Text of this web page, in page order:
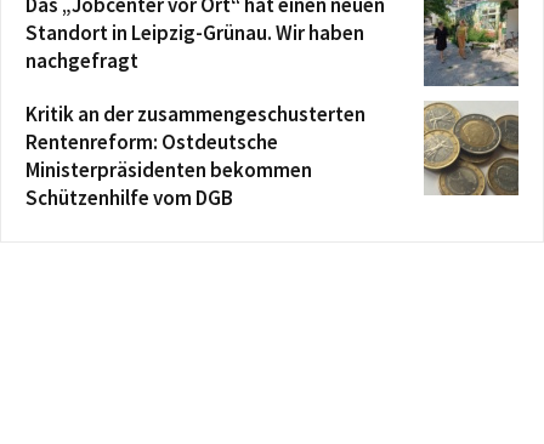
Standort in Leipzig-Grünau. Wir haben
nachgefragt
Kritik an der zusammengeschusterten
Rentenreform: Ostdeutsche
Ministerpräsidenten bekommen
Schützenhilfe vom DGB